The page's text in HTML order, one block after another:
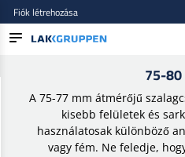
MÁRKÁK
Fiók létrehozása
75-
A 75-77 mm átmérőjű
kisebb felületek és
használatosak különböző
vagy fém. Ne feledje,